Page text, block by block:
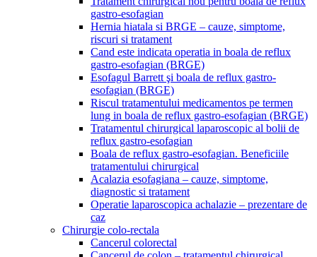
gastro-esofagian
Hernia hiatala si BRGE – cauze, simptome,
riscuri si tratament
Cand este indicata operatia in boala de reflux
gastro-esofagian (BRGE)
Esofagul Barrett şi boala de reflux gastro-
esofagian (BRGE)
Riscul tratamentului medicamentos pe termen
lung in boala de reflux gastro-esofagian (BRGE)
Tratamentul chirurgical laparoscopic al bolii de
reflux gastro-esofagian
Boala de reflux gastro-esofagian. Beneficiile
tratamentului chirurgical
Acalazia esofagiana – cauze, simptome,
diagnostic si tratament
Operatie laparoscopica achalazie – prezentare de
caz
Chirurgie colo-rectala
Cancerul colorectal